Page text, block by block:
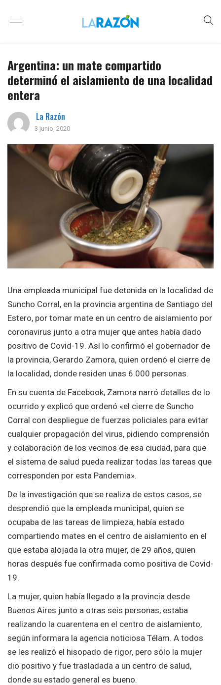
Argentina: un mate compartido
determinó el aislamiento de una localidad
entera
La Razón
3 junio, 2020
Una empleada municipal fue detenida en la localidad de
Suncho Corral, en la provincia argentina de Santiago del
Estero, por tomar mate en un centro de aislamiento por
coronavirus junto a otra mujer que antes había dado
positivo de Covid-19. Así lo confirmó el gobernador de
la provincia, Gerardo Zamora, quien ordenó el cierre de
la localidad, donde residen unas 6.000 personas.
En su cuenta de Facebook, Zamora narró detalles de lo
ocurrido y explicó que ordenó «el cierre de Suncho
Corral con despliegue de fuerzas policiales para evitar
cualquier propagación del virus, pidiendo comprensión
y colaboración de los vecinos de esa ciudad, para que
el sistema de salud pueda realizar todas las tareas que
corresponden por esta Pandemia».
De la investigación que se realiza de estos casos, se
desprendió que la empleada municipal, quien se
ocupaba de las tareas de limpieza, había estado
compartiendo mates en el centro de aislamiento en el
que estaba alojada la otra mujer, de 29 años, quien
horas después fue confirmada como positiva de Covid-
19.
La mujer, quien había llegado a la provincia desde
Buenos Aires junto a otras seis personas, estaba
realizando la cuarentena en el centro de aislamiento,
según informara la agencia noticiosa Télam. A todos
se les realizó el hisopado de rigor, pero sólo la mujer
dio positivo y fue trasladada a un centro de salud,
donde su estado general es bueno.